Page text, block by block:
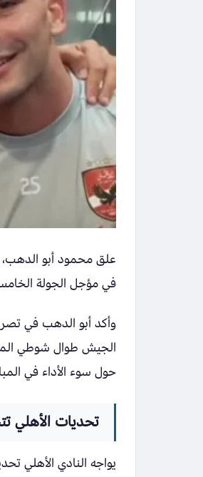
في مؤجل الجولة
الجيش طوال شوطي
حول سوء الأداء في
تحديات الأهلي
يواجه النادي الأهلي